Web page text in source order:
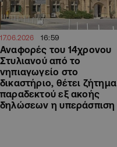
17.06.2026 16:59
Αναφορές του 14χρονου
Στυλιανού από το
νηπιαγωγείο στο
δικαστήριο, θέτει ζήτημα
παραδεκτού εξ ακοής
δηλώσεων η υπεράσπιση